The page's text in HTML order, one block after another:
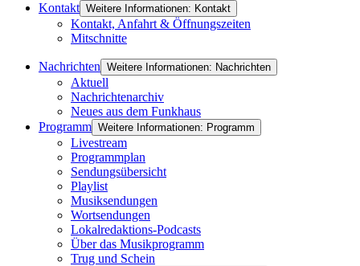
Kontakt Weitere Informationen: Kontakt
Kontakt, Anfahrt & Öffnungszeiten
Mitschnitte
Nachrichten Weitere Informationen: Nachrichten
Aktuell
Nachrichtenarchiv
Neues aus dem Funkhaus
Programm Weitere Informationen: Programm
Livestream
Programmplan
Sendungsübersicht
Playlist
Musiksendungen
Wortsendungen
Lokalredaktions-Podcasts
Über das Musikprogramm
Trug und Schein